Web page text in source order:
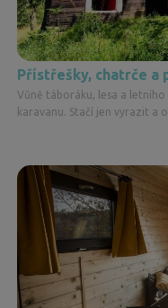
Přístřešky, chatrče a
Vůně táboráku, lesa a
karavanu. Stačí jen vyrazit a